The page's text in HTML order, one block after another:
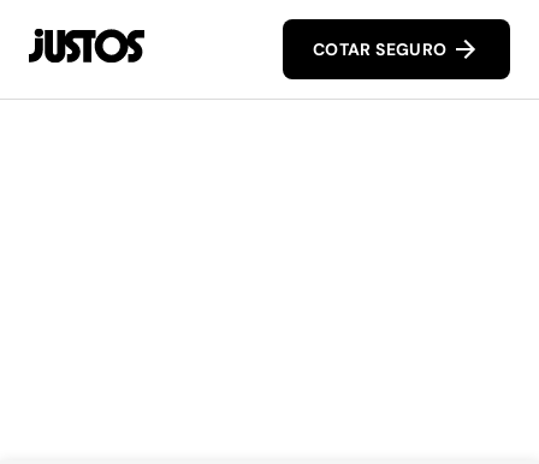
COTAR SEGURO